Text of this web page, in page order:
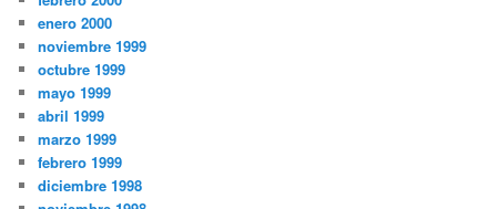
enero 2000
noviembre 1999
octubre 1999
mayo 1999
abril 1999
marzo 1999
febrero 1999
diciembre 1998